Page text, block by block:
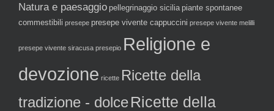
Natura e paesaggio pellegrinaggio sicilia piante spontanee
commestibili presepe presepe vivente cappuccini presepe vivente melilli
presepe vivente siracusa presepio Religione e
devozione ricette Ricette della
tradizione - dolceRicette della